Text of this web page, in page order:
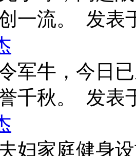
一流。 发表
军牛，今日
千秋。 发表
妇家庭健身